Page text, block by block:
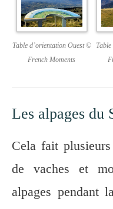
Table d’orientation Ouest ©
French Moments
Les alpages du
Cela fait
de vaches et
alpages pendant